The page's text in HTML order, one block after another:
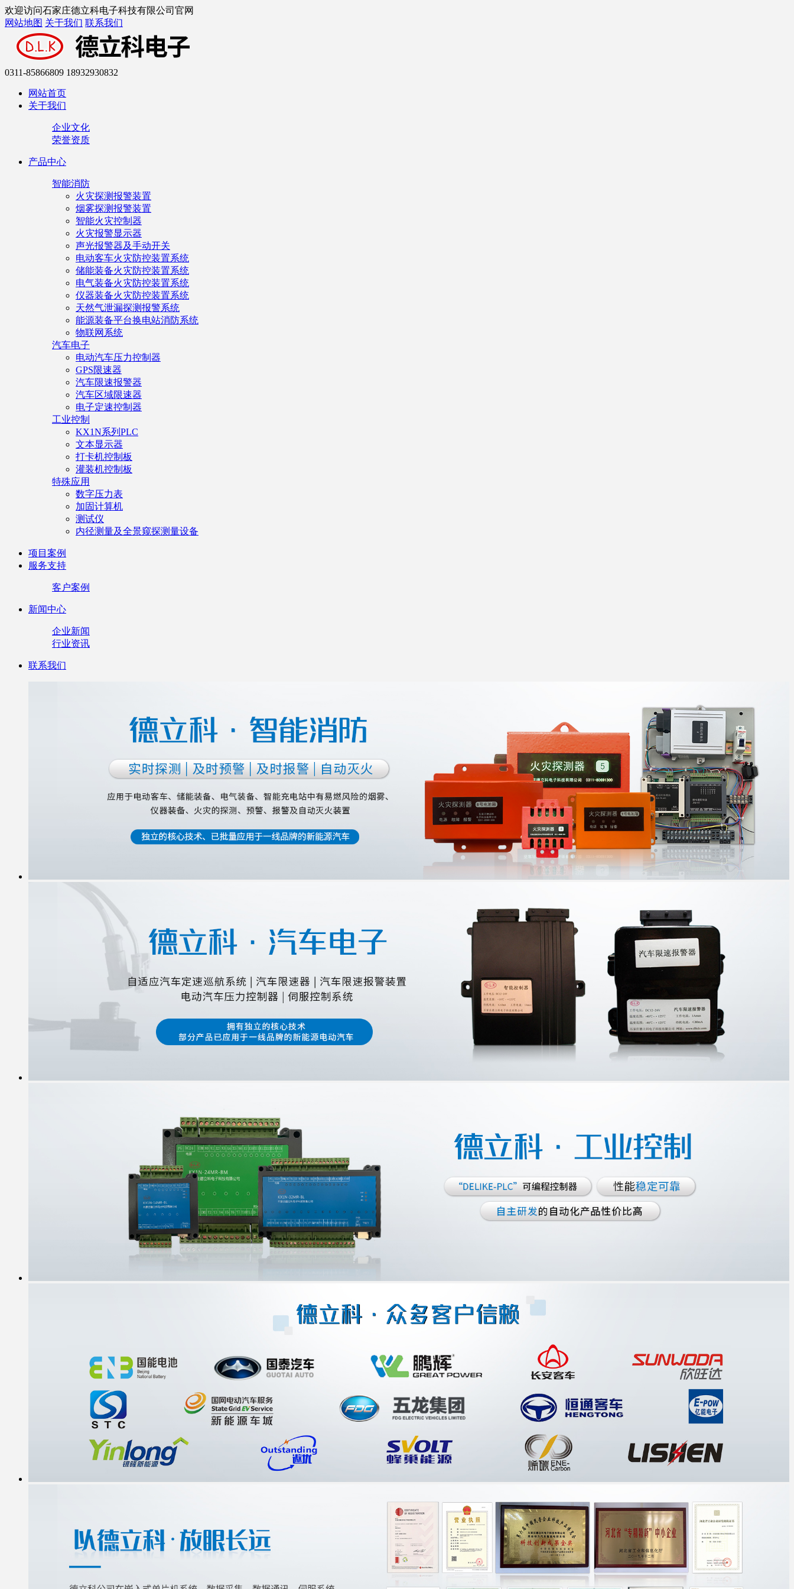
欢迎访问石家庄德立科电子科技有限公司官网
网站地图 关于我们 联系我们
0311-85866809 18932930832
网站首页
关于我们
企业文化
荣誉资质
产品中心
智能消防
火灾探测报警装置
烟雾探测报警装置
智能火灾控制器
火灾报警显示器
声光报警器及手动开关
电动客车火灾防控装置系统
储能装备火灾防控装置系统
电气装备火灾防控装置系统
仪器装备火灾防控装置系统
天然气泄漏探测报警系统
能源装备平台换电站消防系统
物联网系统
汽车电子
电动汽车压力控制器
GPS限速器
汽车限速报警器
汽车区域限速器
电子定速控制器
工业控制
KX1N系列PLC
文本显示器
打卡机控制板
灌装机控制板
特殊应用
数字压力表
加固计算机
测试仪
内径测量及全景窥探测量设备
项目案例
服务支持
客户案例
新闻中心
企业新闻
行业资讯
联系我们